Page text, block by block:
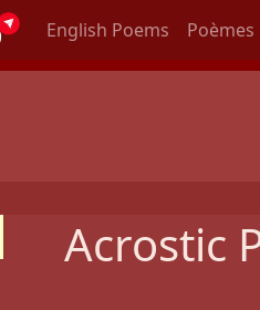
English Poems Poèmes
Acrostic